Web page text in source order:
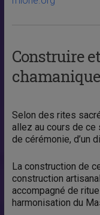
Construire
chamanique
Selon des rites
allez au cours de ce
de cérémonie, d’un
La construction de
construction
accompagné de
harmonisation du